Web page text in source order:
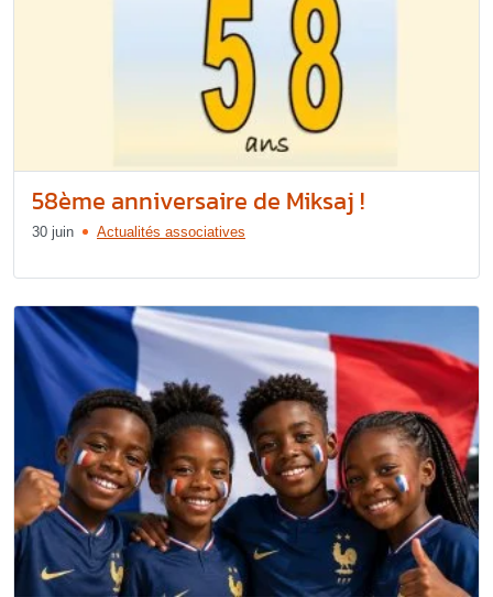
58ème anniversaire de Miksaj !
30 juin Actualités associatives